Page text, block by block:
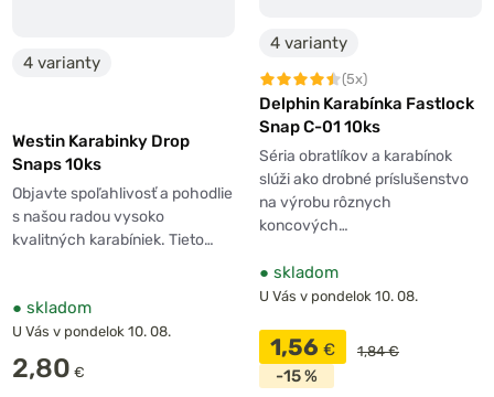
4 varianty
Westin Karabinky Drop
Snaps 10ks
Objavte spoľahlivosť a pohodlie
s našou radou vysoko
kvalitných karabíniek. Tieto…
● skladom
U Vás v pondelok 10. 08.
2,80 €
4 varianty
(5x)
Delphin Karabínka Fastlock
Snap C-01 10ks
Séria obratlíkov a karabínok
slúži ako drobné príslušenstvo
na výrobu rôznych
koncových…
● skladom
U Vás v pondelok 10. 08.
1,56 € 1,84 €
-15 %